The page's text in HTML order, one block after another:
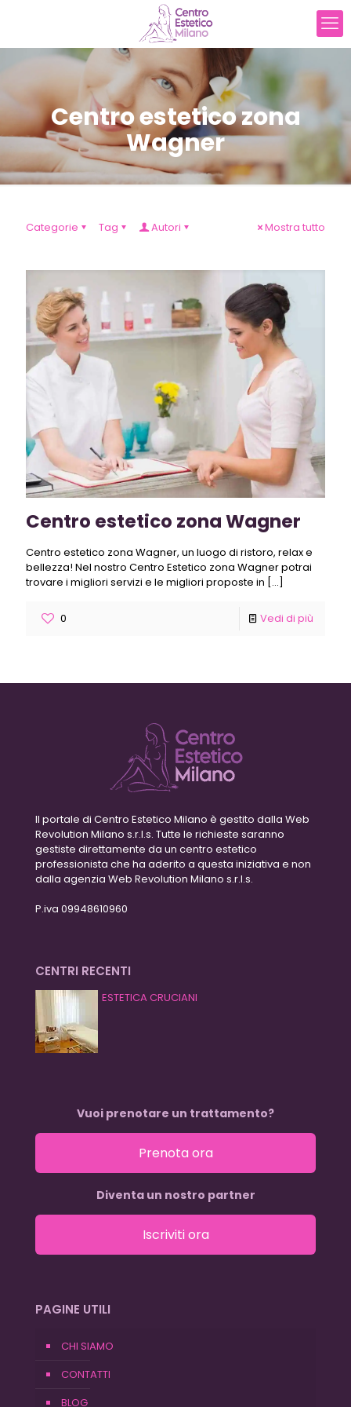
Centro estetico zona
Wagner
Categorie Tag Autori Mostra tutto
Centro estetico zona Wagner
Centro estetico zona Wagner, un luogo di ristoro, relax e
bellezza! Nel nostro Centro Estetico zona Wagner potrai
trovare i migliori servizi e le migliori proposte in […]
0 Vedi di più
Il portale di Centro Estetico Milano è gestito dalla Web
Revolution Milano s.r.l.s. Tutte le richieste saranno
gestiste direttamente da un centro estetico
professionista che ha aderito a questa iniziativa e non
dalla agenzia Web Revolution Milano s.r.l.s.
P.iva 09948610960
CENTRI RECENTI
ESTETICA CRUCIANI
Vuoi prenotare un trattamento?
Prenota ora
Diventa un nostro partner
Iscriviti ora
PAGINE UTILI
CHI SIAMO
CONTATTI
BLOG